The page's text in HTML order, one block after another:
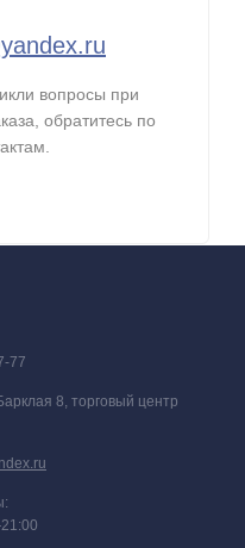
вопросы при
обратитесь по
77
8, торговый центр